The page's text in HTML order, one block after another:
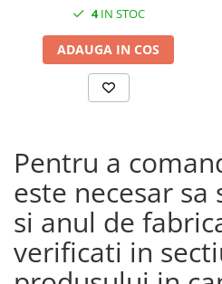
4IN STOC
ADAUGA IN COS
Pentru a
este necesar
si anul de
verificati in